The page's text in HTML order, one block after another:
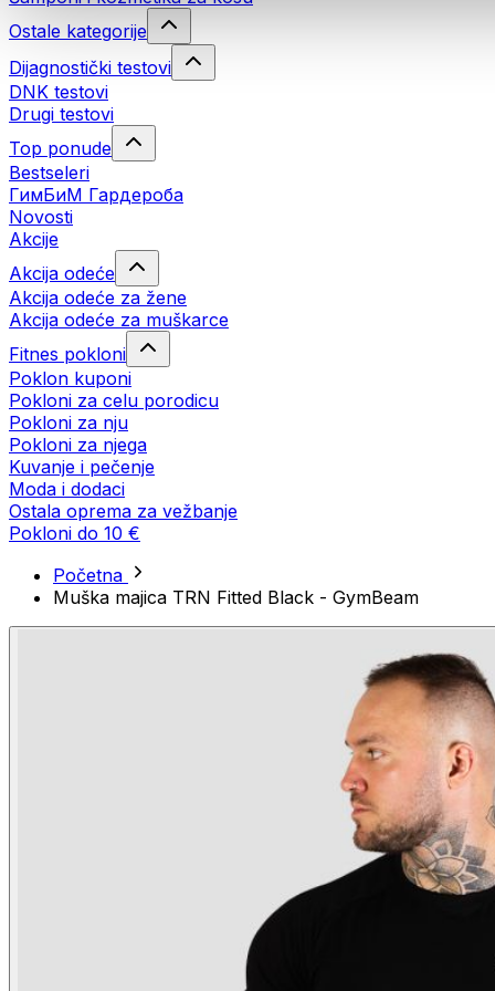
Ostale kategorije
Dijagnostički testovi
DNK testovi
Drugi testovi
Top ponude
Bestseleri
ГимБиМ Гардeробa
Novosti
Akcije
Akcija odeće
Akcija odeće za žene
Akcija odeće za muškarce
Fitnes pokloni
Poklon kuponi
Pokloni za celu porodicu
Pokloni za nju
Pokloni za njega
Kuvanje i pečenje
Moda i dodaci
Ostala oprema za vežbanje
Pokloni do 10 €
Početna
Muška majica TRN Fitted Black - GymBeam